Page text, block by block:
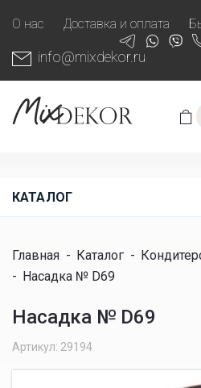
О нас Доставка и оплата
info@mixdekor.ru
КАТАЛОГ
Главная - Каталог -
- Насадка № D69
Насадка № D69
Артикул: 29194